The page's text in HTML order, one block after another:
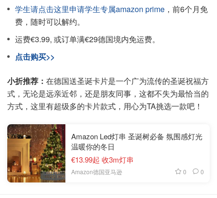
学生请点击这里申请学生专属amazon prime ，前6个月免
费，随时可以解约。
运费€3.99, 或订单满€29德国境内免运费。
点击购买>>
小折推荐： 在德国送圣诞卡片是一个广为流传的圣诞祝福方
式，无论是远亲近邻，还是朋友同事，这都不失为最恰当的
方式，这里有超级多的卡片款式，用心为TA挑选一款吧！
Amazon Led灯串 圣诞树必备 氛围感灯光
温暖你的冬日
€13.99起 收3m灯串
Amazon德国亚马逊 0 0